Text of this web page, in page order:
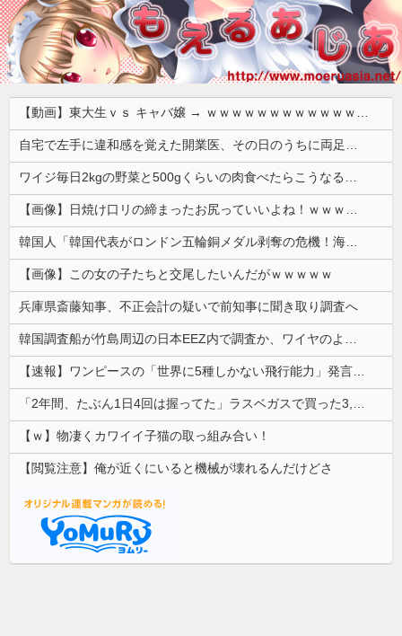
【動画】東大生ｖｓ キャバ嬢 → ｗｗｗｗｗｗｗｗｗｗｗｗｗｗｗｗｗｗ
自宅で左手に違和感を覚えた開業医、その日のうちに両足が動かなくなり入院すると……
ワイジ毎日2kgの野菜と500gくらいの肉食べたらこうなるｗｗｗ
【画像】日焼け口リの締まったお尻っていいよね！ｗｗｗｗｗ
韓国人「韓国代表がロンドン五輪銅メダル剥奪の危機！海外メディアが『時効の壁を越えてIOCの調査対象になり得る』と報道！」
【画像】この女の子たちと交尾したいんだがｗｗｗｗｗ
兵庫県斎藤知事、不正会計の疑いで前知事に聞き取り調査へ
韓国調査船が竹島周辺の日本EEZ内で調査か、ワイヤのようなもの海中に投入…外務省が抗議！
【速報】ワンピースの「世界に5種しかない飛行能力」発言の謎が解けるww..
「2年間、たぶん1日4回は握ってた」ラスベガスで買った3,000円のキーホルダーを調べたら
【ｗ】物凄くカワイイ子猫の取っ組み合い！
【閲覧注意】俺が近くにいると機械が壊れるんだけどさ